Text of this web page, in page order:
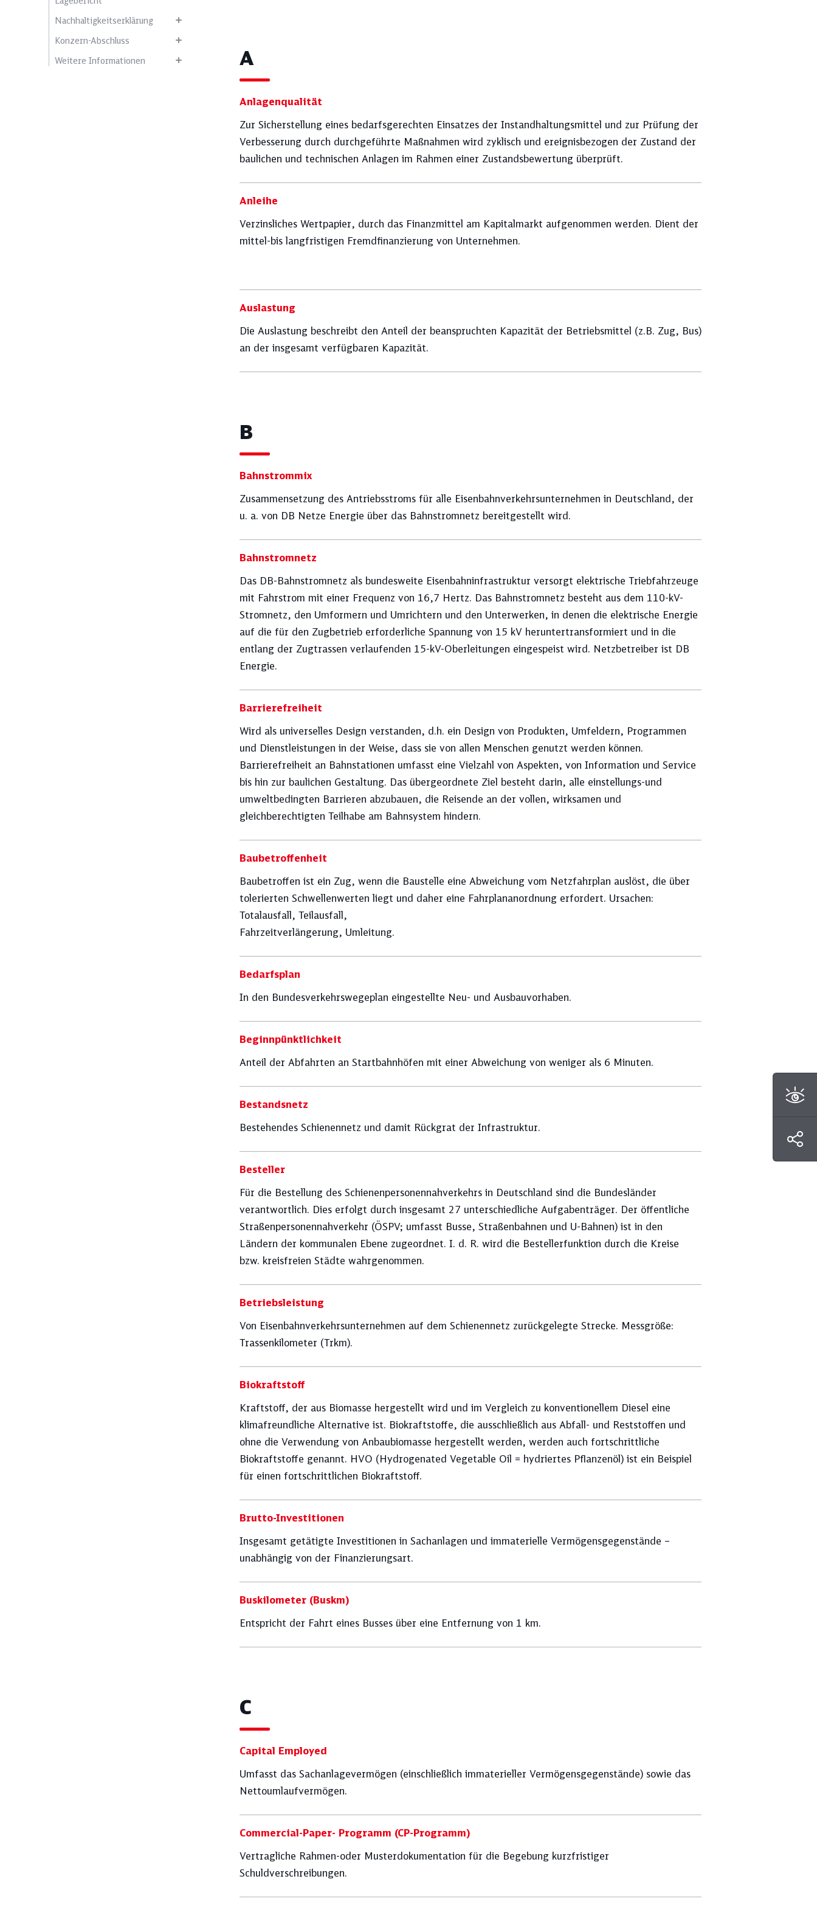
Nachhaltigkeitserklärung
Konzern-Abschluss
Weitere Informationen
A
Anlagenqualität
Zur Sicherstellung eines bedarfsgerechten Einsatzes der Instandhaltungsmittel und zur Prüfung der
Verbesserung durch durchgeführte Maßnahmen wird zyklisch und ereignisbezogen der Zustand der
baulichen und technischen Anlagen im Rahmen einer Zustandsbewertung überprüft.
Anleihe
Verzinsliches Wertpapier, durch das Finanzmittel am Kapitalmarkt aufgenommen werden. Dient der
mittel-bis langfristigen Fremdfinanzierung von Unternehmen.
Auslastung
Die Auslastung beschreibt den Anteil der beanspruchten Kapazität der Betriebsmittel (z.B. Zug, Bus)
an der insgesamt verfügbaren Kapazität.
B
Bahnstrommix
Zusammensetzung des Antriebsstroms für alle Eisenbahnverkehrsunternehmen in Deutschland, der
u. a. von DB Netze Energie über das Bahnstromnetz bereitgestellt wird.
Bahnstromnetz
Das DB-Bahnstromnetz als bundesweite Eisenbahninfrastruktur versorgt elektrische Triebfahrzeuge
mit Fahrstrom mit einer Frequenz von 16,7 Hertz. Das Bahnstromnetz besteht aus dem 110-kV-
Stromnetz, den Umformern und Umrichtern und den Unterwerken, in denen die elektrische Energie
auf die für den Zugbetrieb erforderliche Spannung von 15 kV heruntertransformiert und in die
entlang der Zugtrassen verlaufenden 15-kV-Oberleitungen eingespeist wird. Netzbetreiber ist DB
Energie.
Barrierefreiheit
Wird als universelles Design verstanden, d.h. ein Design von Produkten, Umfeldern, Programmen
und Dienstleistungen in der Weise, dass sie von allen Menschen genutzt werden können.
Barrierefreiheit an Bahn­­­stationen umfasst eine Vielzahl von Aspekten, von Information und Service
bis hin zur baulichen Gestaltung. Das übergeordnete Ziel besteht darin, alle einstellungs-und
umweltbedingten Barrieren abzubauen, die Reisende an der vollen, wirksamen und
gleichberechtigten Teilhabe am Bahnsystem hindern.
Baubetroffenheit
Baubetroffen ist ein Zug, wenn die Baustelle eine Abweichung vom Netzfahrplan auslöst, die über
tolerierten Schwellenwerten liegt und daher eine Fahrplananordnung erfordert. Ursachen:
Totalausfall, Teilausfall,
Fahrzeitverlängerung, Umleitung.
Bedarfsplan
In den Bundesverkehrswegeplan eingestellte Neu-­ und Ausbauvorhaben.
Beginnpünktlichkeit
Anteil der Abfahrten an Startbahnhöfen mit einer Abweichung von weniger als 6 Minuten.
Bestandsnetz
Bestehendes Schienennetz und damit Rückgrat der Infrastruktur.
Besteller
Für die Bestellung des Schienenpersonennahverkehrs in Deutschland sind die Bundesländer
verantwort­lich. Dies erfolgt durch insgesamt 27 unterschiedliche Aufgabenträger. Der öffentliche
Straßenpersonennahverkehr (ÖSPV; umfasst Busse, Straßenbahnen und U-Bahnen) ist in den
Ländern der kommunalen Ebene zugeordnet. I. d. R. wird die Bestellerfunktion durch die Kreise
bzw. kreisfreien Städte wahrgenommen.
Betriebsleistung
Von Eisenbahnverkehrsunternehmen auf dem Schienennetz zurückgelegte Strecke. Messgröße:
Trassenkilometer (Trkm).
Biokraftstoff
Kraftstoff, der aus Biomasse hergestellt wird und im Vergleich zu konventionellem Diesel eine
klimafreundliche Alternative ist. Biokraftstoffe, die ausschließlich aus Abfall- und Reststoffen und
ohne die Verwendung von Anbaubiomasse hergestellt werden, werden auch fortschrittliche
Biokraftstoffe genannt. HVO (Hydrogenated Vegetable Oil = hydriertes Pflanzenöl) ist ein Beispiel
für einen fortschrittlichen Biokraftstoff.
Brutto-Investitionen
Insgesamt getätigte Investitionen in Sachanlagen und immaterielle Vermögensgegenstände –
unabhängig von der Finanzierungsart.
Buskilometer (Buskm)
Entspricht der Fahrt eines Busses über eine Entfernung von 1 km.
C
Capital Employed
Umfasst das Sachanlagevermögen (einschließlich immaterieller Vermögensgegenstände) sowie das
Nettoumlaufvermögen.
Commercial-Paper- Programm (CP-Programm)
Vertragliche Rahmen-oder Musterdokumentation für die Begebung kurzfristiger
Schuldverschreibungen.
Berichtsstandards DB-Konzern ESG-Ratings
Konzernsicherheit Kreditratings